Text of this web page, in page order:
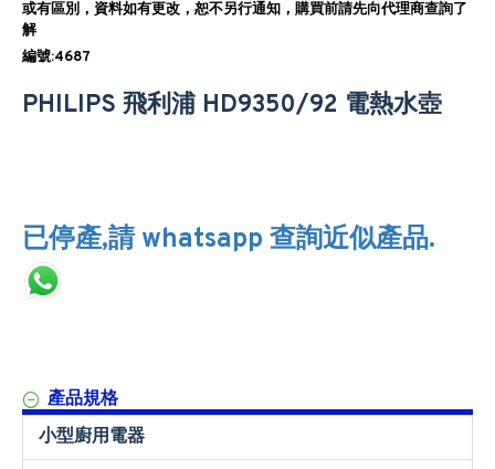
或有區別，資料如有更改，恕不另行通知，購買前請先向代理商查詢了
解
編號:4687
PHILIPS 飛利浦 HD9350/92 電熱水壺
已停產,請 whatsapp 查詢近似產品.
產品規格
小型廚用電器